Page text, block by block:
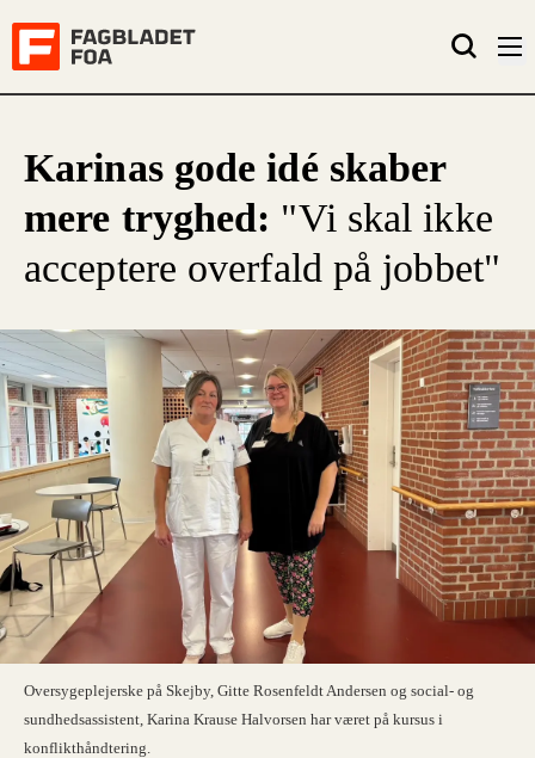
Karinas gode idé skaber
mere tryghed: "Vi skal ikke
acceptere overfald på jobbet"
Oversygeplejerske på Skejby, Gitte Rosenfeldt Andersen og social- og
sundhedsassistent, Karina Krause Halvorsen har været på kursus i
konflikthåndtering.